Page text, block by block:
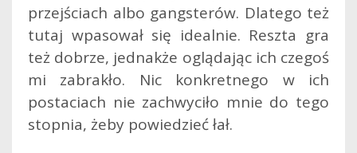
przejściach albo gangsterów. Dlatego też
tutaj wpasował się idealnie. Reszta gra
też dobrze, jednakże oglądając ich czegoś
mi zabrakło. Nic konkretnego w ich
postaciach nie zachwyciło mnie do tego
stopnia, żeby powiedzieć łał.